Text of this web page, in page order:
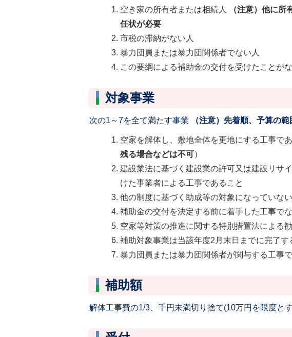
空き家の所有者または相続人
（注意）他に
任状が必要
市税の滞納がない人
暴力団員または暴力団関係者でない人
この要綱による補助金の交付を受けたことが
対象事業
次の1～7を全て満たす事業 （注意）先着順、予算の範
空家を解体し、敷地全体を更地にする工事で
残る場合などは不可）
建設業法に基づく建設業の許可又は建設リサ
けた事業者による工事であること
他の制度に基づく助成等の対象になっていな
補助金の交付を決定する前に着手した工事で
空家等対策の推進に関する特別措置法による
補助対象事業は当該年度2月末日までに完了す
暴力団員または暴力団関係者が関与する工事
補助額
解体工事費の1/3、千円未満切り捨て(10万円を限度と